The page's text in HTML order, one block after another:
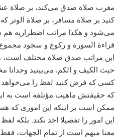
مغرب صلاة صدق می‌کند، بر صلاة
کنید بر صلاة مسافر، بر صلاة
می‌شود و هکذا مراتب اضطراریه هم
قراءة السورة و رکوع و سجود مجموع
این مراتب صدق صلاة مختلف
حیث الکیف و الکم. می‌بینید وجدانا
کسی که فرض کنید لفظ را می‌خواهد
که حقیقتش ماهیت مؤتلفه است به
ممکن است بر اینکه این اموری که
این امور را تفصیلا اخذ نکند. بلکه
معنا مبهم است از تمام الجهات،